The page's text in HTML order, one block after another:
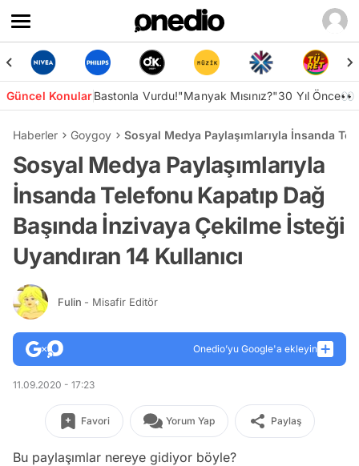
Güncel KonularBastonla Vurdu!"Manyak Mısınız?"30 Yıl Önce👀
Haberler Goygoy Sosyal Medya Paylaşımlarıyla İnsanda
Sosyal Medya Paylaşımlarıyla
İnsanda Telefonu Kapatıp Dağ
Başında İnzivaya Çekilme İsteği
Uyandıran 14 Kullanıcı
Fulin - Misafir Editör
Onedio’yu Google'a ekleyin
11.09.2020 - 17:23
Favori Yorum Yap Paylaş
Bu paylaşımlar nereye gidiyor böyle?